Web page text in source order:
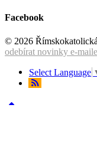
Facebook
© 2026
odebírat novinky e-
Select Language